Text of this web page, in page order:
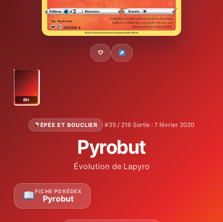
♡
RH
ÉPÉE ET BOUCLIER ·#35 / 216·Sortie : 7 février 2020
Pyrobut
Évolution de Lapyro
FICHE POKÉDEX
Pyrobut